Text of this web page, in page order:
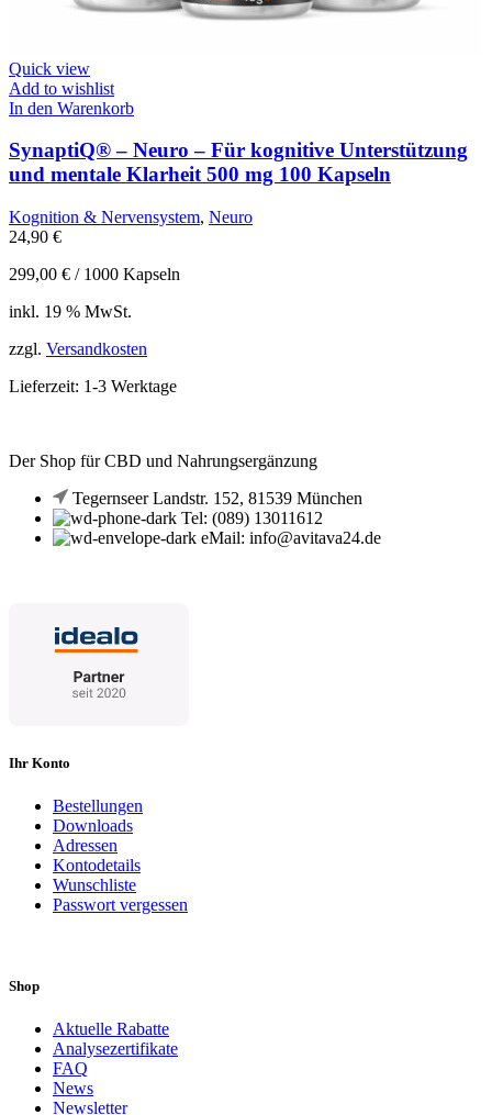
Quick view
Add to wishlist
In den Warenkorb
SynaptiQ® – Neuro – Für kognitive Unterstützung
und mentale Klarheit 500 mg 100 Kapseln
Kognition & Nervensystem, Neuro
24,90 €
299,00 € / 1000 Kapseln
inkl. 19 % MwSt.
zzgl. Versandkosten
Lieferzeit: 1-3 Werktage
Der Shop für CBD und Nahrungsergänzung
Tegernseer Landstr. 152, 81539 München
Tel: (089) 13011612
eMail: info@avitava24.de
Ihr Konto
Bestellungen
Downloads
Adressen
Kontodetails
Wunschliste
Passwort vergessen
Shop
Aktuelle Rabatte
Analysezertifikate
FAQ
News
Newsletter